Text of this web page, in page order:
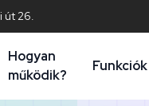
út 26.
Hogyan
működik?
Funkciók